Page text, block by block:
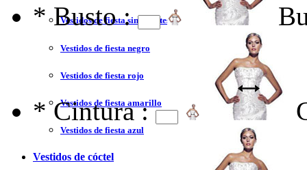
Vestidos de fiesta sin tirantes
Vestidos de fiesta negro
Vestidos de fiesta rojo
Vestidos de fiesta amarillo
Vestidos de fiesta azul
Vestidos de cóctel
* Busto :
* Cintura :